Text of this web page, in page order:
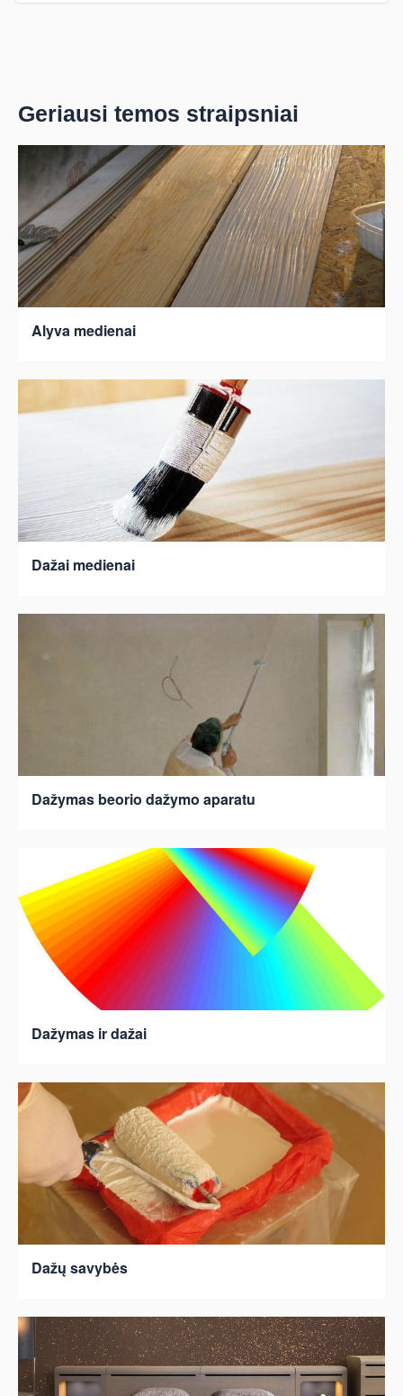
Geriausi temos straipsniai
Alyva medienai
Dažai medienai
Dažymas beorio dažymo aparatu
Dažymas ir dažai
Dažų savybės